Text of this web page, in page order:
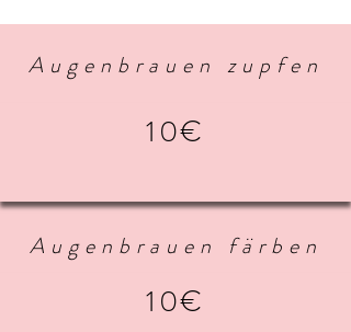
Augenbrauen zupfen
10€
Augenbrauen färben
10€